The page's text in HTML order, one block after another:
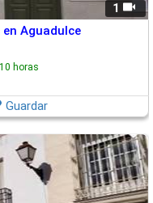
1
Aguadulce
horas
Guardar